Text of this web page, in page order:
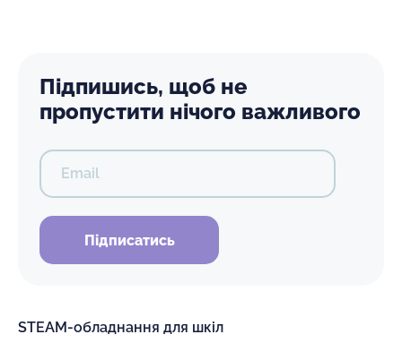
Підпишись, щоб не
пропустити нічого важливого
Email
Підписатись
STEAM-обладнання для шкіл